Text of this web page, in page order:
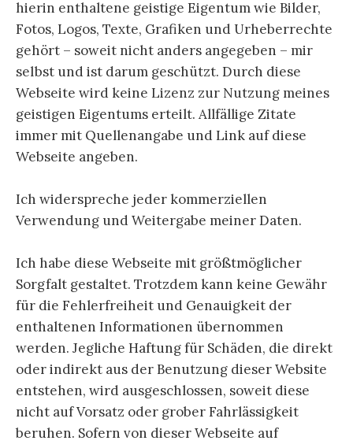
hierin enthaltene geistige Eigentum wie Bilder,
Fotos, Logos, Texte, Grafiken und Urheberrechte
gehört – soweit nicht anders angegeben – mir
selbst und ist darum geschützt. Durch diese
Webseite wird keine Lizenz zur Nutzung meines
geistigen Eigentums erteilt. Allfällige Zitate
immer mit Quellenangabe und Link auf diese
Webseite angeben.
Ich widerspreche jeder kommerziellen
Verwendung und Weitergabe meiner Daten.
Ich habe diese Webseite mit größtmöglicher
Sorgfalt gestaltet. Trotzdem kann keine Gewähr
für die Fehlerfreiheit und Genauigkeit der
enthaltenen Informationen übernommen
werden. Jegliche Haftung für Schäden, die direkt
oder indirekt aus der Benutzung dieser Website
entstehen, wird ausgeschlossen, soweit diese
nicht auf Vorsatz oder grober Fahrlässigkeit
beruhen. Sofern von dieser Webseite auf